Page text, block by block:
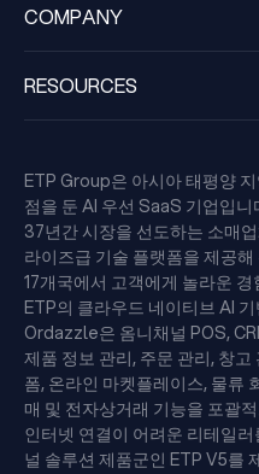
COMPANY
RESOURCES
ETP Group은 아시아 태평양
점을 둔 AI 우선 SaaS 기업입니
37년간 시장을 선도하는 소매
라이즈급 기술 플랫폼을 제공
17개국에서 고객에게 놀라운
ETP의 클라우드 네이티브 AI
Ordazzle은 옴니채널 POS,
제품 정보 관리, 주문 관리, 창
폼, 온라인 마켓플레이스, 물류
매 및 전자상거래 기능을 포괄
인터넷 연결이 어려운 리테일
널 솔루션 제품군인 ETP V5를